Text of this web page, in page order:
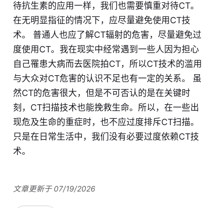
待抗生素的应用一样，我们也需要慎重对待CT。
在无明显指征的情况下，应尽量避免使用CT技
术。 普通人也应了解CT辐射的危害，尽量避免过
度使用CT。我在现实中经常遇到一些人因为担心
自己罹患大病而去医院拍CT，所以CT技术的滥用
与大众对CT危害的认识不足也有一定的关系。 虽
然CT的危害很大，但是不可否认的是在关键时
刻，CT扫描技术也能挽救生命。所以，在一些出
现危及生命的重症时，也不应过度排斥CT扫描。
只是在日常生活中，我们没有必要过度依赖CT技
术。
文章更新于 07/19/2026